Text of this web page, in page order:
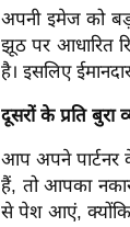
अपनी इमेज को
झूठ पर आधारित
है। इसलिए
दूसरों के प्रति बुरा
आप अपने पार्टनर
हैं, तो आपका
से पेश आएं,